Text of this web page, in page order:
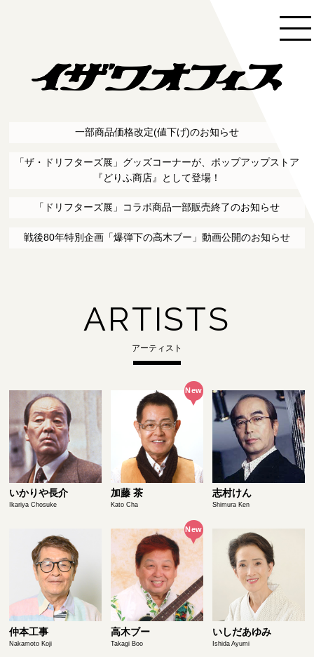
一部商品価格改定(値下げ)のお知らせ
「ザ・ドリフターズ展」グッズコーナーが、ポップアップストア
『どりふ商店』として登場！
「ドリフターズ展」コラボ商品一部販売終了のお知らせ
戦後80年特別企画「爆弾下の高木ブー」動画公開のお知らせ
ARTISTS
アーティスト
いかりや長介
Ikariya Chosuke
加藤 茶
Kato Cha
志村けん
Shimura Ken
仲本工事
Nakamoto Koji
高木ブー
Takagi Boo
いしだあゆみ
Ishida Ayumi